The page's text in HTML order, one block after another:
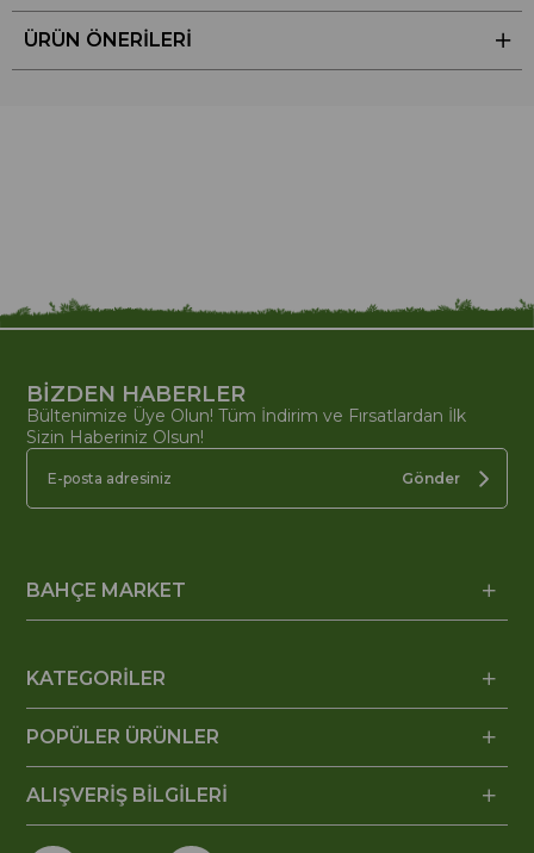
ÜRÜN ÖNERILERI
BİZDEN HABERLER
Bültenimize Üye Olun! Tüm İndirim ve Fırsatlardan İlk
Sizin Haberiniz Olsun!
Gönder
BAHÇE MARKET
KATEGORİLER
POPÜLER ÜRÜNLER
ALIŞVERİŞ BİLGİLERİ